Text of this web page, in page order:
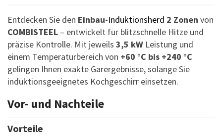
Entdecken Sie den Einbau-Induktionsherd 2 Zonen von
COMBISTEEL – entwickelt für blitzschnelle Hitze und
präzise Kontrolle. Mit jeweils 3,5 kW Leistung und
einem Temperaturbereich von +60 °C bis +240 °C
gelingen Ihnen exakte Garergebnisse, solange Sie
induktionsgeeignetes Kochgeschirr einsetzen.
Vor- und Nachteile
Vorteile